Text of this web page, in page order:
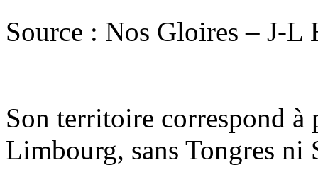
Source : Nos Gloires – J-L
Son territoire correspond à
Limbourg, sans Tongres ni